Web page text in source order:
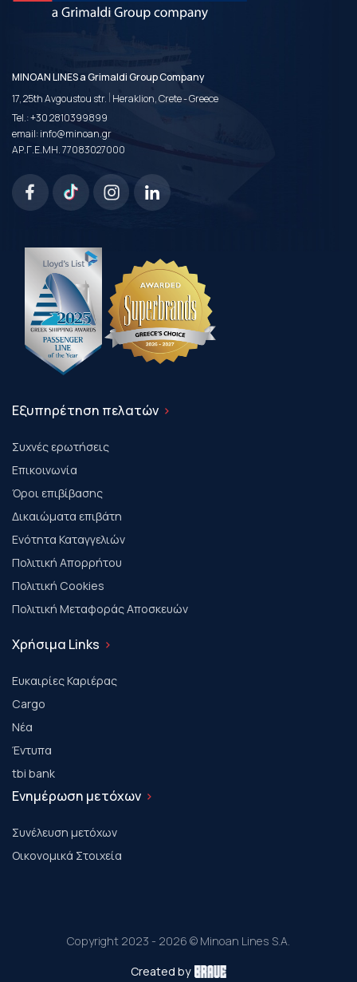
MINOAN LINES a Grimaldi Group Company
17, 25th Avgoustou str. | Heraklion, Crete - Greece
Tel.:+30 2810399899
email:info@minoan.gr
ΑΡ.Γ.Ε.ΜΗ. 77083027000
Εξυπηρέτηση πελατών
Συχνές ερωτήσεις
Επικοινωνία
Όροι επιβίβασης
Δικαιώματα επιβάτη
Ενότητα Καταγγελιών
Πολιτική Απορρήτου
Πολιτική Cookies
Πολιτική Μεταφοράς Αποσκευών
Χρήσιμα Links
Ευκαιρίες Καριέρας
Cargo
Νέα
Έντυπα
tbi bank
Ενημέρωση μετόχων
Συνέλευση μετόχων
Οικονομικά Στοιχεία
Copyright 2023 - 2026 © Minoan Lines S.A.
Created by